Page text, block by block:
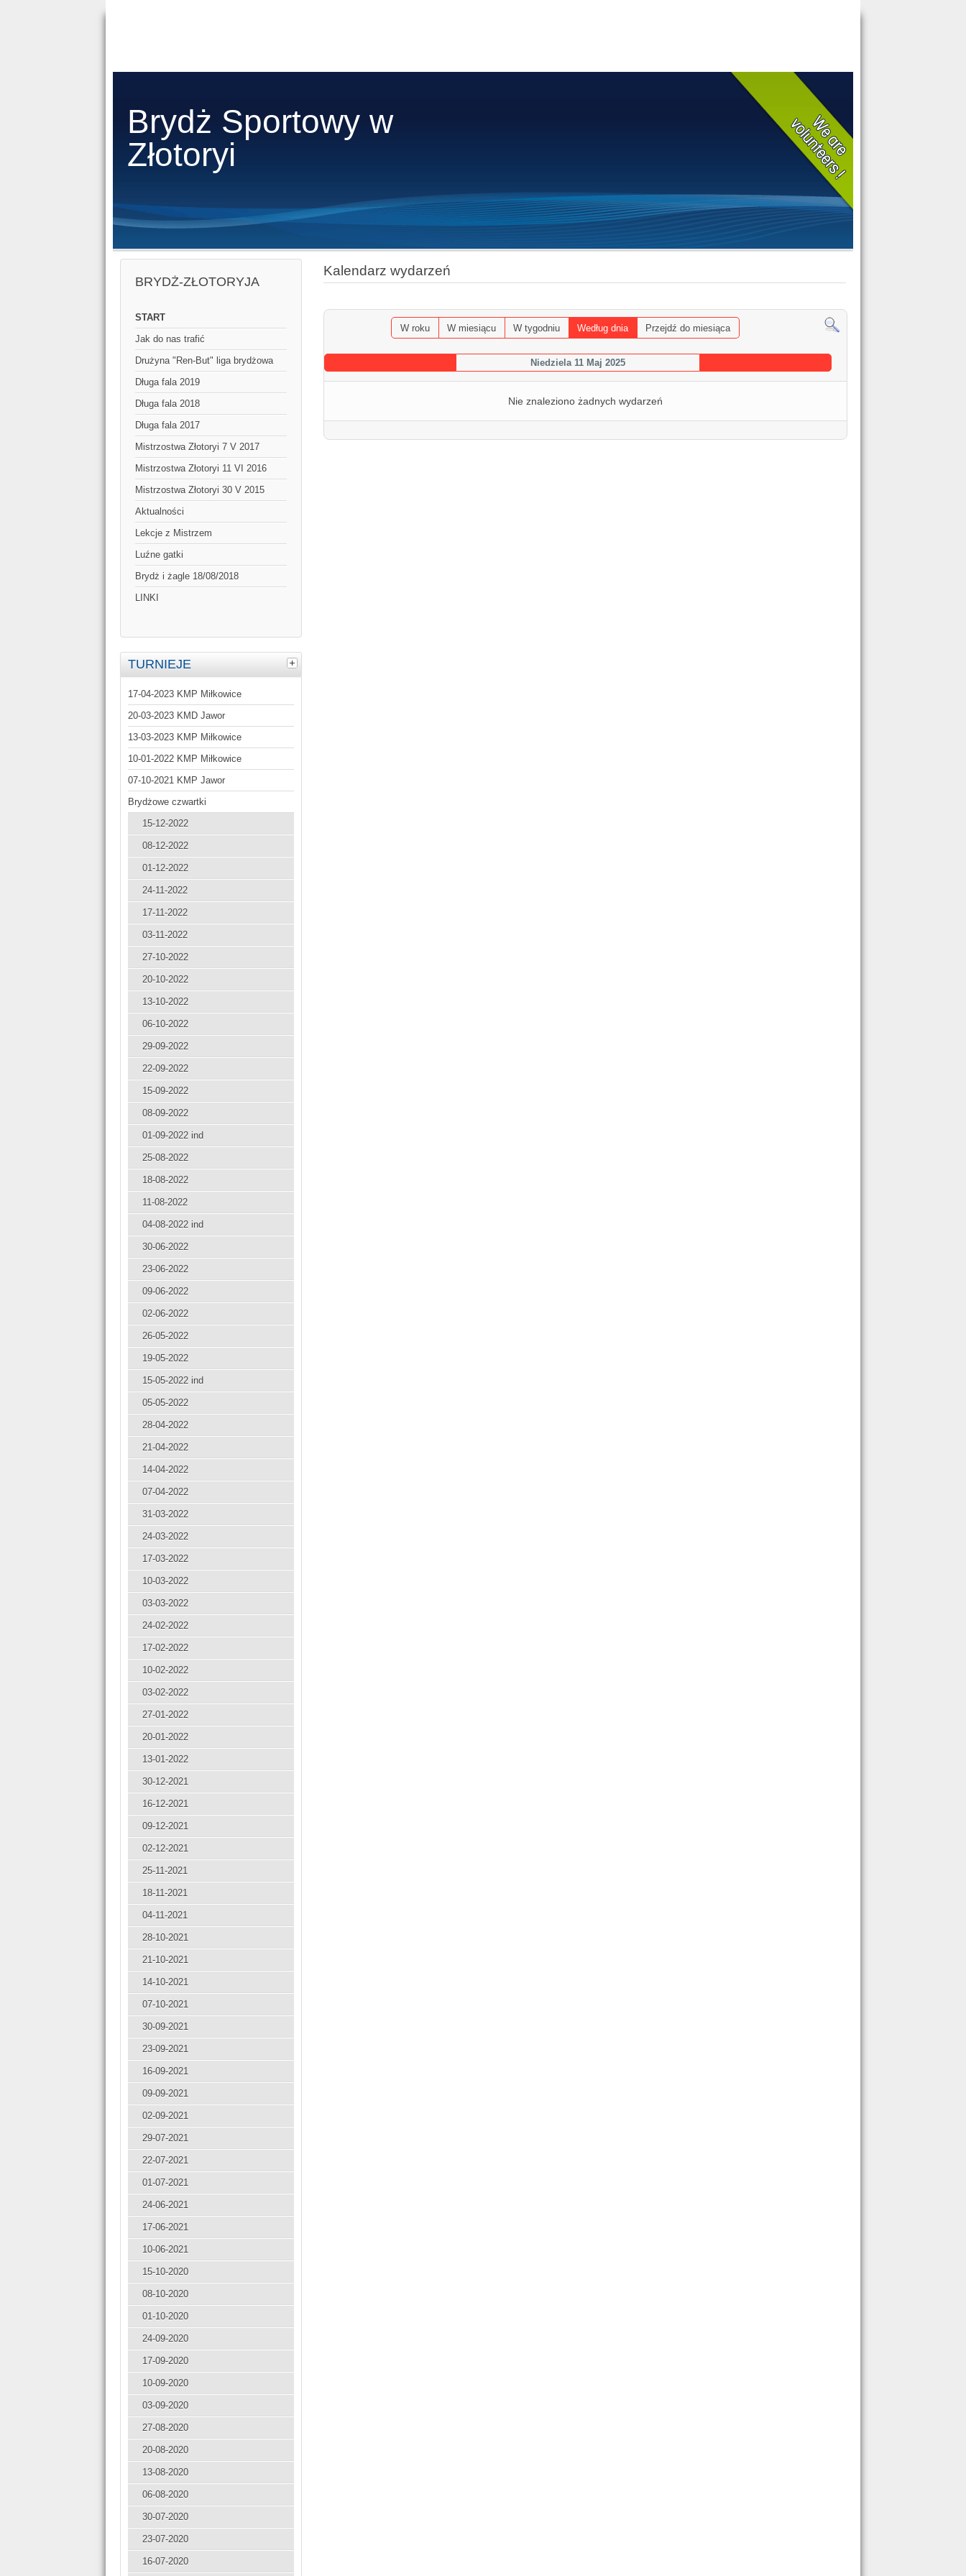
Brydż Sportowy w
Złotoryi
BRYDŻ-ZŁOTORYJA
START
Jak do nas trafić
Drużyna "Ren-But" liga brydżowa
Długa fala 2019
Długa fala 2018
Długa fala 2017
Mistrzostwa Złotoryi 7 V 2017
Mistrzostwa Złotoryi 11 VI 2016
Mistrzostwa Złotoryi 30 V 2015
Aktualności
Lekcje z Mistrzem
Luźne gatki
Brydż i żagle 18/08/2018
LINKI
TURNIEJE
17-04-2023 KMP Miłkowice
20-03-2023 KMD Jawor
13-03-2023 KMP Miłkowice
10-01-2022 KMP Miłkowice
07-10-2021 KMP Jawor
Brydżowe czwartki
15-12-2022
08-12-2022
01-12-2022
24-11-2022
17-11-2022
03-11-2022
27-10-2022
20-10-2022
13-10-2022
06-10-2022
29-09-2022
22-09-2022
15-09-2022
08-09-2022
01-09-2022 ind
25-08-2022
18-08-2022
11-08-2022
04-08-2022 ind
30-06-2022
23-06-2022
09-06-2022
02-06-2022
26-05-2022
19-05-2022
15-05-2022 ind
05-05-2022
28-04-2022
21-04-2022
14-04-2022
07-04-2022
31-03-2022
24-03-2022
17-03-2022
10-03-2022
03-03-2022
24-02-2022
17-02-2022
10-02-2022
03-02-2022
27-01-2022
20-01-2022
13-01-2022
30-12-2021
16-12-2021
09-12-2021
02-12-2021
25-11-2021
18-11-2021
04-11-2021
28-10-2021
21-10-2021
14-10-2021
07-10-2021
30-09-2021
23-09-2021
16-09-2021
09-09-2021
02-09-2021
29-07-2021
22-07-2021
01-07-2021
24-06-2021
17-06-2021
10-06-2021
15-10-2020
08-10-2020
01-10-2020
24-09-2020
17-09-2020
10-09-2020
03-09-2020
27-08-2020
20-08-2020
13-08-2020
06-08-2020
30-07-2020
23-07-2020
16-07-2020
Kalendarz wydarzeń
W roku W miesiącu W tygodniu Według dnia Przejdź do miesiąca
Niedziela 11 Maj 2025
Nie znaleziono żadnych wydarzeń